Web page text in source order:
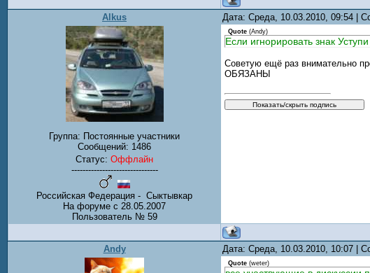
Alkus Дата: Среда, 10.03.2010, 09:54 |
Группа: Постоянные участники
Сообщений: 1486
Статус: Оффлайн
-------------------------------
Российская Федерация - Сыктывкар
На форуме с 28.05.2007
Пользователь № 59
Quote (Andy)
Если игнорировать знак
Советую ещё раз внимательно
ОБЯЗАНЫ
Andy Дата: Среда, 10.03.2010, 10:07 |
Quote (weter)